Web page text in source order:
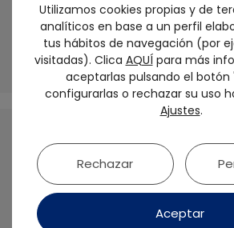
El futuro de la prótesis sobre
ser biológico y personalizado:
dientes, sino seres humanos
Utilizamos cookies propias y de
analíticos en base a un perfil
tus hábitos de navegación (por
visitadas). Clica AQUÍpara más
aceptarlas pulsando el botón
configurarlas o rechazar su uso
Ajustes.
Aceptar
Rechazar